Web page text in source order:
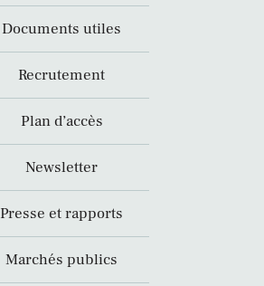
Documents utiles
Recrutement
Plan d’accès
Newsletter
Presse et rapports
Marchés publics